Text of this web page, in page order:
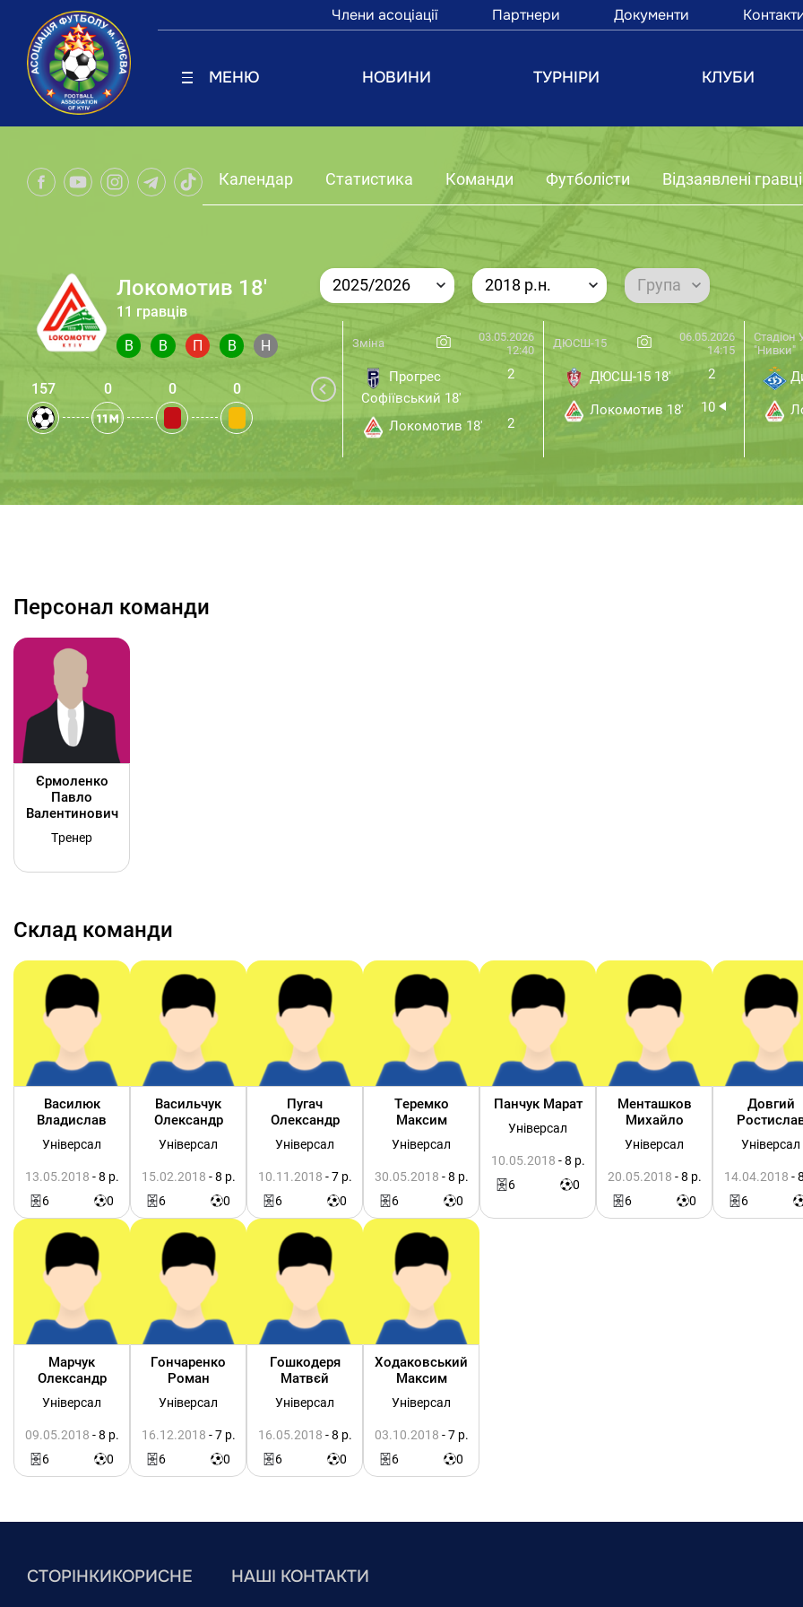
Члени асоціації Партнери Документи
МЕНЮ НОВИНИ ТУРНІРИ КЛУБИ
Календар Статистика Команди Футболісти Відзаявлені гравці
Локомотив 18'
11 гравців
В В П В Н
157 0 0 0
2025/2026 2018 р.н. Група
Зміна
03.05.2026
12:40
Прогрес
Софіївський 18'
2
Локомотив 18' 2
ДЮСШ-15
06.05.2026
14:15
ДЮСШ-15 18' 2
Локомотив 18' 10
Стадіон
"Нивки"
Персонал команди
Єрмоленко
Павло
Валентинович
Тренер
Склад команди
Василюк
Владислав
Універсал
13.05.2018 - 8 р.
6
0
Васильчук
Олександр
Універсал
15.02.2018 - 8 р.
6
0
Пугач
Олександр
Універсал
10.11.2018 - 7 р.
6
0
Теремко
Максим
Універсал
30.05.2018 - 8 р.
6
0
Панчук Марат
Універсал
10.05.2018 - 8 р.
6
0
Менташков
Михайло
Універсал
20.05.2018 - 8 р.
6
0
Довгий
Універсал
14.04.2018 -
6
Марчук
Олександр
Універсал
09.05.2018 - 8 р.
6
0
Гончаренко
Роман
Універсал
16.12.2018 - 7 р.
6
0
Гошкодеря
Матвєй
Універсал
16.05.2018 - 8 р.
6
0
Ходаковський
Максим
Універсал
03.10.2018 - 7 р.
6
0
СТОРІНКИКОРИСНЕ НАШІ КОНТАКТИ